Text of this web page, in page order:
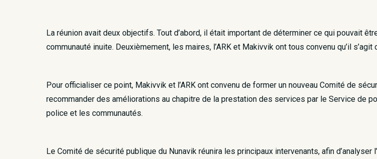
La réunion avait deux objectifs. Tout d’abord, il était important de déterminer ce qui pouvait
communauté inuite. Deuxièmement, les maires, l’ARK et Makivvik ont tous convenu qu’il
Pour officialiser ce point, Makivvik et l’ARK ont convenu de former un nouveau Comité de
recommander des améliorations au chapitre de la prestation des services par le Service de
police et les communautés.
Le Comité de sécurité publique du Nunavik réunira les principaux intervenants, afin